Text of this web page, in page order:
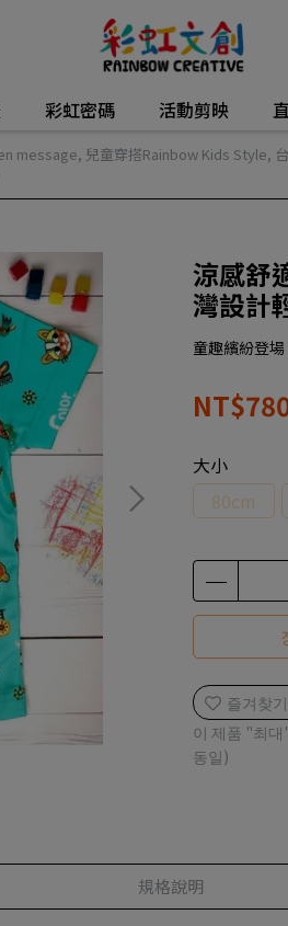
彩虹密碼 活動剪映
message, 兒童穿搭Rainbow Kids Style,
涼感舒
灣設計
童趣繽紛登
大小
80cm
즐겨찾
이 제품 "최
동일)
規格說明